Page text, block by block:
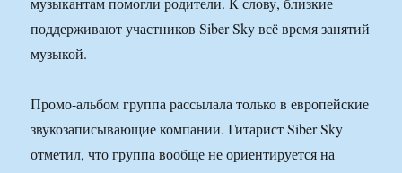
поддерживают участников Siber Sky всё время занятий
музыкой.
Промо-альбом группа рассылала только в европейские
звукозаписывающие компании. Гитарист Siber Sky
отметил, что группа вообще не ориентируется на